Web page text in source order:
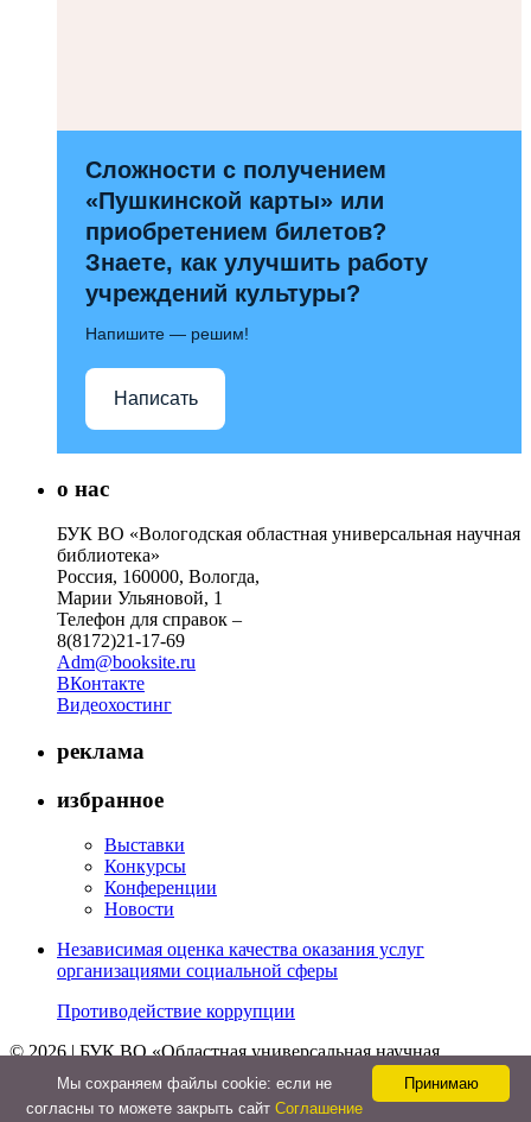
Сложности с получением
«Пушкинской карты» или
приобретением билетов?
Знаете, как улучшить работу
учреждений культуры?
Напишите — решим!
Написать
о нас
БУК ВО «Вологодская областная универсальная научная
библиотека»
Россия, 160000, Вологда,
Марии Ульяновой, 1
Телефон для справок –
8(8172)21-17-69
Adm@booksite.ru
ВКонтакте
Видеохостинг
реклама
избранное
Выставки
Конкурсы
Конференции
Новости
Независимая оценка качества оказания услуг
организациями социальной сферы
Противодействие коррупции
© 2026 | БУК ВО «Областная универсальная научная
библиотека»
Принимаю
Мы cохраняем файлы cookie: если не
согласны то можете закрыть сайт Соглашение